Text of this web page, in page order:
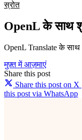
स्रोत
OpenL के साथ
OpenL Translate के
मुफ़्त में आज़माएं
Share this post
Share this post on X
this post via WhatsApp